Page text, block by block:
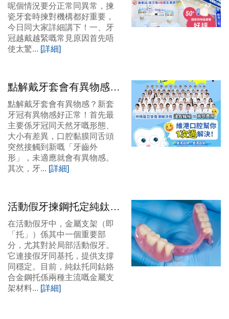
呢個情況要分正常同異常，揀
瓷牙套時揀對機構都好重要，
今日同大家詳細講下！一、牙
冠越戴越緊嘅常見原因首先唔
使太驚... [詳細]
點解戴牙套會有異物感？
深圳瓷牙套價錢？
點解戴牙套會有異物感？新套
牙冠有異物感好正常！首先最
主要係牙冠同天然牙嘅形態、
大小有差異，口腔黏膜同舌頭
突然接觸到新嘅「牙齒外
形」，未適應就會有異物感。
其次，牙... [詳細]
活動假牙揀鋼托定純鈦托
好？羅湖整活動假牙邊間
好？
在活動假牙中，金屬支架（即
「托」）係其中一個重要部
分，尤其對於局部活動假牙。
它連接假牙同基托，提供支撐
同穩定。目前，純鈦托同鈷鉻
合金鋼托係兩種主流嘅金屬支
架材料... [詳細]